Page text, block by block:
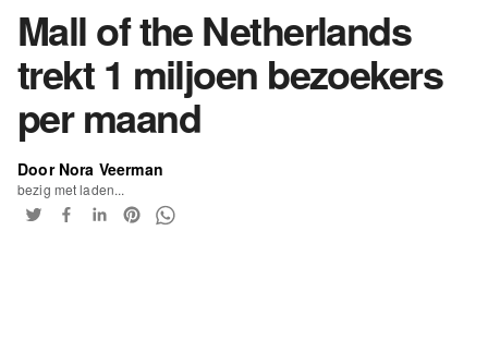
Mall of the Netherlands
trekt 1 miljoen bezoekers
per maand
Door Nora Veerman
bezig met laden...